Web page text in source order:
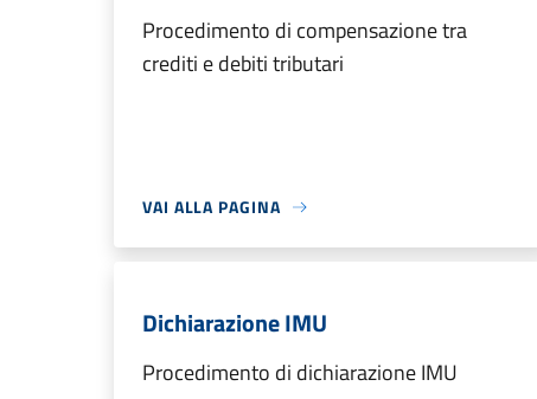
Procedimento di compensazione tra
crediti e debiti tributari
VAI ALLA PAGINA
Dichiarazione IMU
Procedimento di dichiarazione IMU